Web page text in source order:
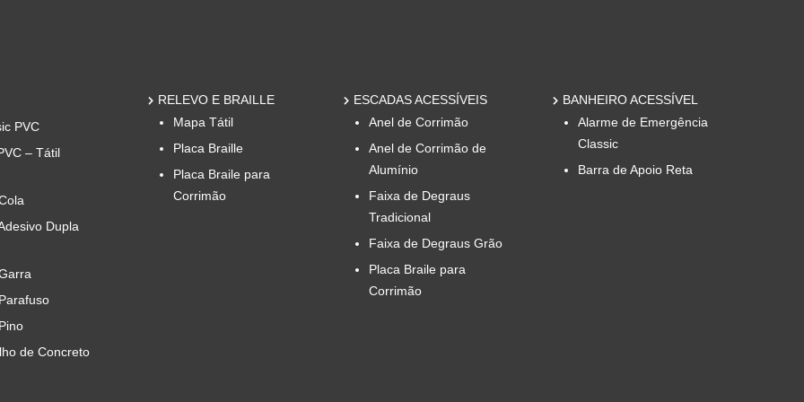
PVC
– Tátil
Dupla
de Concreto
RELEVO E BRAILLE
Mapa Tátil
Placa Braille
Placa Braile para
Corrimão
ESCADAS ACESSÍVEIS
Anel de Corrimão
Anel de Corrimão de
Alumínio
Faixa de Degraus
Tradicional
Faixa de Degraus Grão
Placa Braile para
Corrimão
BANHEIRO ACESSÍVEL
Alarme de Emergência
Classic
Barra de Apoio Reta